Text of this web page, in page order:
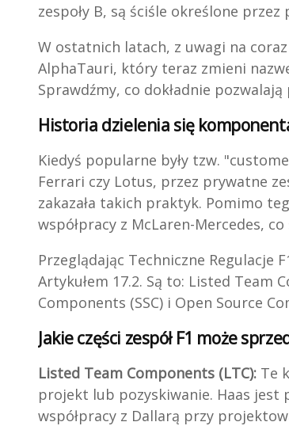
zespoły B, są ściśle określone przez
W ostatnich latach, z uwagi na
AlphaTauri, który teraz zmieni
Sprawdźmy, co dokładnie
Historia dzielenia się
Kiedyś popularne były tzw.
Ferrari czy Lotus, przez prywatne
zakazała takich praktyk. Pomimo
współpracy z McLaren-Mercedes,
Przeglądając Techniczne
Artykułem 17.2. Są to: Listed Team
Components (SSC) i Open Source
Jakie części zespół F1 może
Listed Team Components (LTC): Te
projekt lub pozyskiwanie. Haas jest
współpracy z Dallarą przy